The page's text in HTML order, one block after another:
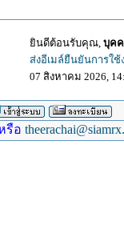
ยินดีต้อนรับคุณ, บุค
ส่งอีเมล์ยืนยันการใช้
07 สิงหาคม 2026,
รือ